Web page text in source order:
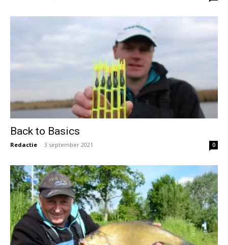
Back to Basics
Redactie - 3 september 2021 0